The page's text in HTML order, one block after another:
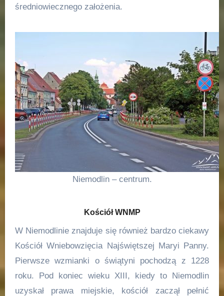
średniowiecznego założenia.
Niemodlin – centrum.
Kościół WNMP
W Niemodlinie znajduje się również bardzo ciekawy
Kościół Wniebowzięcia Najświętszej Maryi Panny.
Pierwsze wzmianki o świątyni pochodzą z 1228
roku. Pod koniec wieku XIII, kiedy to Niemodlin
uzyskał prawa miejskie, kościół zaczął pełnić